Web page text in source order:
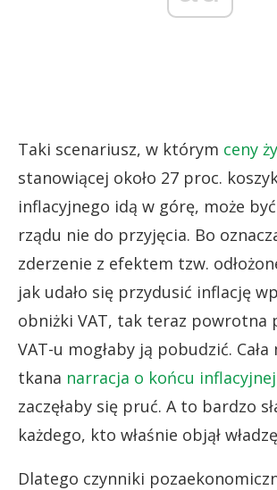
Taki scenariusz, w którym ceny
stanowiącej około 27 proc.
inflacyjnego idą w górę, może
rządu nie do przyjęcia. Bo
zderzenie z efektem tzw.
jak udało się przydusić inflację
obniżki VAT, tak teraz powrotna
VAT-u mogłaby ją pobudzić.
tkana narracja o końcu
zaczęłaby się pruć. A to bardzo
każdego, kto właśnie objął
Dlatego czynniki